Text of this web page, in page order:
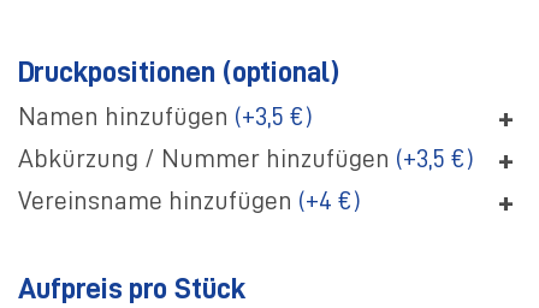
Druckpositionen (optional)
Namen hinzufügen (+3,5 €) +
Abkürzung / Nummer hinzufügen (+3,5 €) +
Vereinsname hinzufügen (+4 €) +
Aufpreis pro Stück